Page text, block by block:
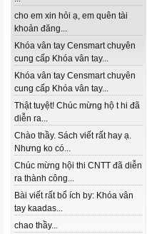
cho em xin hỏi ạ, em quên tài
khoản đăng...
Khóa vân tay Censmart chuyên
cung cấp Khóa vân tay...
Khóa vân tay Censmart chuyên
cung cấp Khóa vân tay...
Thật tuyệt! Chúc mừng hộ t hi đã
diễn ra...
Chào thầy. Sách viết rất hay ạ.
Nhưng ko có...
Chúc mừng hội thi CNTT đã diễn
ra thành công...
Bài viết rất bổ ích by: Khóa vân
tay kaadas...
chao thầy...